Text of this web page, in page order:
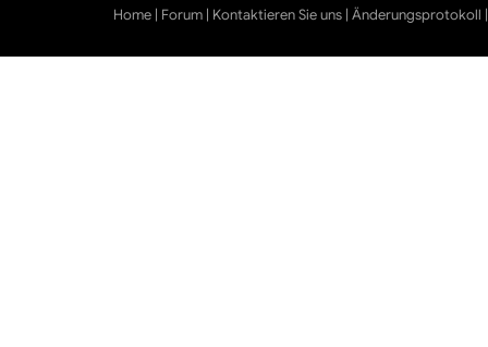
Home | Forum | Kontaktieren Sie uns |Änderungsprotokoll